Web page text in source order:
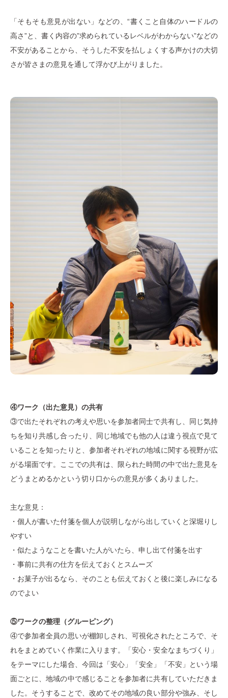
「そもそも意見が出ない」などの、“書くこと自体のハードルの
高さ”と、書く内容の”求められているレベルがわからない”などの
不安があることから、そうした不安を払しょくする声かけの大切
さが皆さまの意見を通して浮かび上がりました。
④ワーク（出た意見）の共有
③で出たそれぞれの考えや思いを参加者同士で共有し、同じ気持
ちを知り共感し合ったり、同じ地域でも他の人は違う視点で見て
いることを知ったりと、参加者それぞれの地域に関する視野が広
がる場面です。ここでの共有は、限られた時間の中で出た意見を
どうまとめるかという切り口からの意見が多くありました。
主な意見：
・個人が書いた付箋を個人が説明しながら出していくと深堀りし
やすい
・似たようなことを書いた人がいたら、申し出て付箋を出す
・事前に共有の仕方を伝えておくとスムーズ
・お菓子が出るなら、そのことも伝えておくと後に楽しみになる
のでよい
⑤ワークの整理（グルーピング）
④で参加者全員の思いが棚卸しされ、可視化されたところで、そ
れをまとめていく作業に入ります。「安心・安全なまちづくり」
をテーマにした場合、今回は「安心」「安全」「不安」という場
面ごとに、地域の中で感じることを参加者に共有していただきま
した。そうすることで、改めてその地域の良い部分や強み、そし